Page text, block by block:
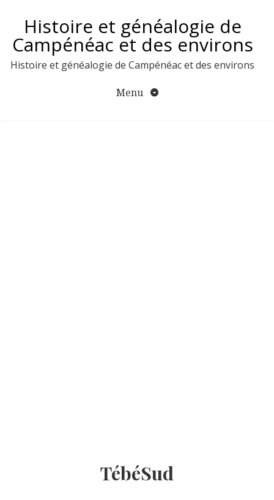
contenuHistoire et généalogie de
Campénéac et des environs
Histoire et généalogie de Campénéac et des environs
Menu
TébéSud